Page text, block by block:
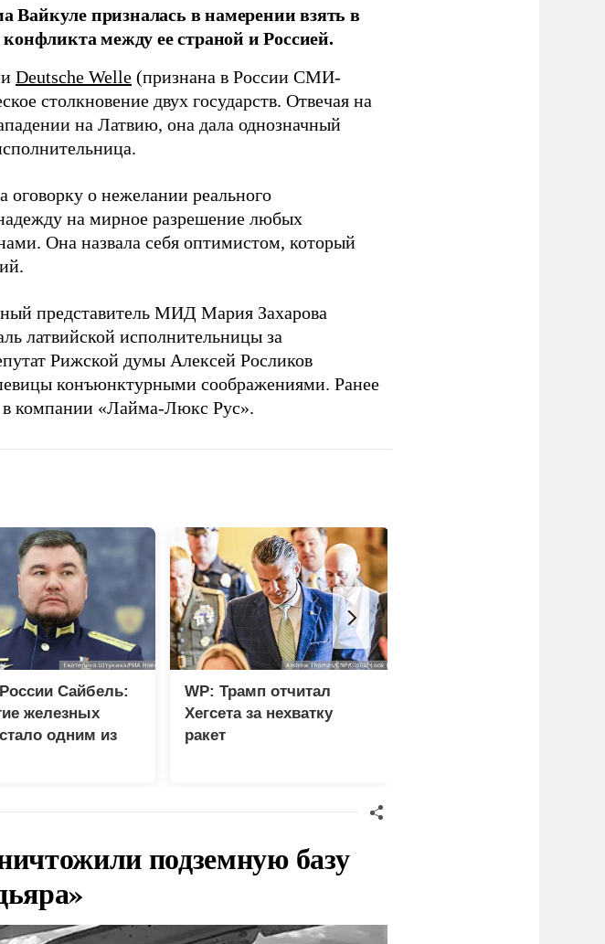
призналась в намерении взять в
между ее страной и Россией.
Deutsche Welle (признана в России СМИ-
столкновение двух государств. Отвечая на
на Латвию, она дала однозначный
оговорку о нежелании реального
на мирное разрешение любых
Она назвала себя оптимистом, который
представитель МИД Мария Захарова
латвийской исполнительницы за
Рижской думы Алексей Росликов
конъюнктурными соображениями. Ранее
в компании «Лайма-Люкс Рус».
Сайбель:
железных
одним из
WP: Трамп отчитал
Хегсета за нехватку
ракет
подземную базу